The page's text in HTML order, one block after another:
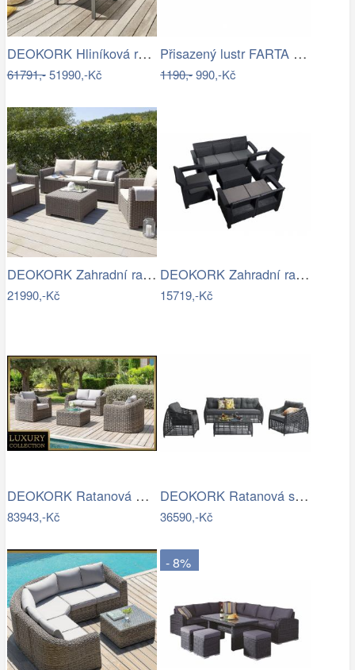
DEOKORK Hliníková rohová sestava…
61791,-51990,-Kč
Přisazený lustr FARTA 5xE27/60W/230V…
1190,-990,-Kč
DEOKORK Zahradní ratanová sestava…
21990,-Kč
DEOKORK Zahradní ratanová sestava …
15719,-Kč
DEOKORK Ratanová modulová sestava…
83943,-Kč
DEOKORK Ratanová sestava CHARLOTTE …
36590,-Kč
- 8%